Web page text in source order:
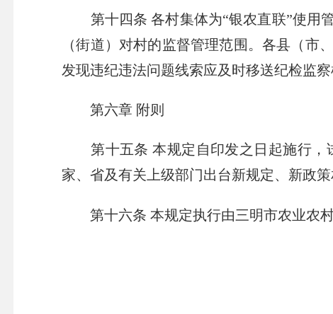
第十四条 各村集体为“银农直联”使用
（街道）对村的监督管理范围。各县（市
发现违纪违法问题线索应及时移送纪检监察
第六章 附则
第十五条 本规定自印发之日起施行
家、省及有关上级部门出台新规定、新政
第十六条 本规定执行由三明市农业农